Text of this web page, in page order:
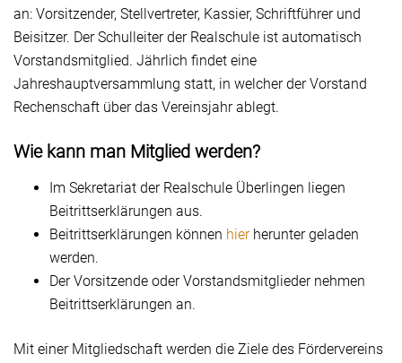
an: Vorsitzender, Stellvertreter, Kassier, Schriftführer und
Beisitzer. Der Schulleiter der Realschule ist automatisch
Vorstandsmitglied. Jährlich findet eine
Jahreshauptversammlung statt, in welcher der Vorstand
Rechenschaft über das Vereinsjahr ablegt.
Wie kann man Mitglied werden?
Im Sekretariat der Realschule Überlingen liegen
Beitrittserklärungen aus.
Beitrittserklärungen können hierherunter geladen
werden.
Der Vorsitzende oder Vorstandsmitglieder nehmen
Beitrittserklärungen an.
Mit einer Mitgliedschaft werden die Ziele des Fördervereins